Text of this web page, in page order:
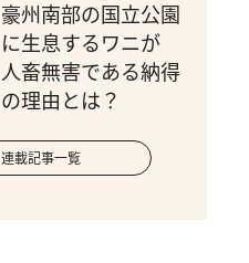
豪州南部の国立公園
に生息するワニが
人畜無害である納得
の理由とは？
連載記事一覧